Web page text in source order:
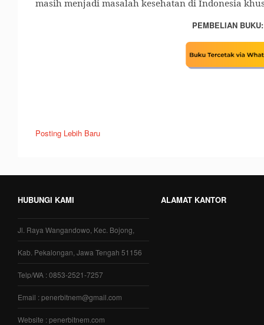
masih menjadi masalah kesehatan di Indonesia
PEMBELIAN BUKU:
Posting Lebih Baru
HUBUNGI KAMI
Jl. Raya Wangandowo, Kec. Bojong,
Kab. Pekalongan, Jawa Tengah 51156
Telp/WA : 0853-2521-7257
Email : penerbitnem@gmail.com
Website : penerbitnem.com
ALAMAT KANTOR